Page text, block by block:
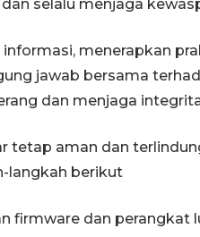
selalu menjaga
menerapkan
jawab bersama
dan menjaga
tetap aman dan
langkah berikut
firmware dan perangkat